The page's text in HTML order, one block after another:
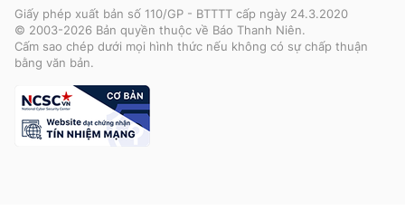
Giấy phép xuất bản số 110/GP - BTTTT cấp ngày 24.3.2020
© 2003-2026 Bản quyền thuộc về Báo Thanh Niên.
Cấm sao chép dưới mọi hình thức nếu không có sự chấp thuận
bằng văn bản.